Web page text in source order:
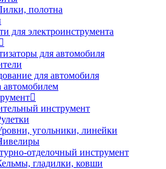
полотна
для электроинструмента
для автомобиля
для автомобиля
автомобилем
инструмент
угольники, линейки
отделочный инструмент
гладилки, ковши